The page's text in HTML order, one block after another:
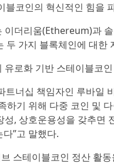
블코인의 혁신적인 힘을
이더리움(Ethereum)과
가지 블록체인에 대한
로화 기반 스테이블코
트너십 책임자인 루바일
하기 위해 다중 코인 및
, 상호운용성을 갖추면
”고 말했다.
스테이블코인 정산 활